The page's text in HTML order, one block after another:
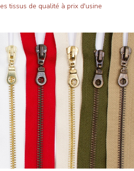
tissus de qualité à prix d'usine